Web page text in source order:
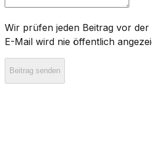
Wir prüfen jeden Beitrag vor
E-Mail wird nie öffentlich
Beitrag senden